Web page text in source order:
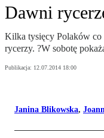
Dawni
Kilka tysięcy Polaków co
rycerzy. ?W sobotę
Publikacja: 12.07.2014 18:00
Janina Blikowska,